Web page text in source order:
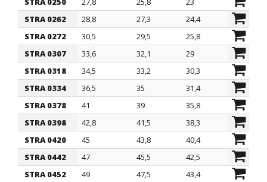
STRA 0262
28,8 27,3 24,4
31,7
STRA 0272
30,5 29,5 25,8
32,3
STRA 0307
33,6 32,1 29
37
STRA 0318
34,5 33,2 30,3
37,9
STRA 0334
36,5 35 31,4
40
STRA 0378
41 39 35,8
44,2
STRA 0398
42,8 41,5 38,3
46
STRA 0420
45 43,8 40,4
48,8
STRA 0442
47 45,5 42,5
50
STRA 0452
49 47,5 43,4
53,3